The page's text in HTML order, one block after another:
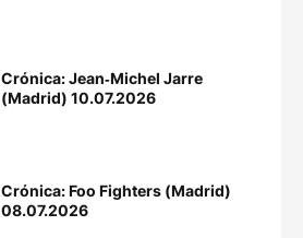
Crónica: Jean‐Michel Jarre
(Madrid) 10.07.2026
Crónica: Foo Fighters (Madrid)
08.07.2026